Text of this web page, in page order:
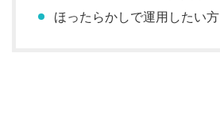
ほったらかしで運用したい方